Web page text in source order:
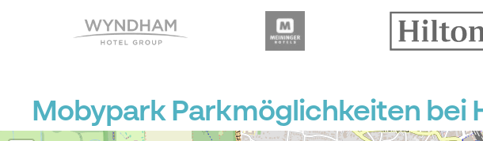
Mobypark Parkmöglichkeiten bei